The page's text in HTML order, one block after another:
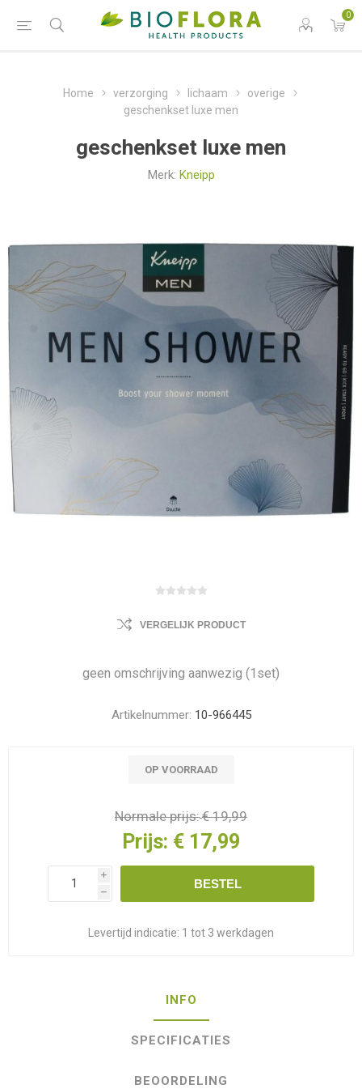
0
Home verzorging lichaam
overige
geschenkset luxe men
geschenkset luxe men
Merk: Kneipp
VERGELIJK PRODUCT
geen omschrijving aanwezig (1set)
Artikelnummer: 10-966445
OP VOORRAAD
Normale prijs:€ 19,99
Prijs: € 17,99
i
h
BESTEL
Levertijd indicatie: 1 tot 3 werkdagen
INFO
SPECIFICATIES
BEOORDELING